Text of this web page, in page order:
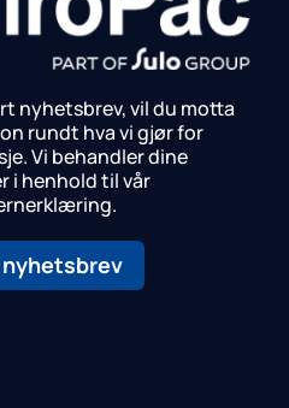
nyhetsbrev, vil du motta
rundt hva vi gjør for
Vi behandler dine
i henhold til vår
nyhetsbrev